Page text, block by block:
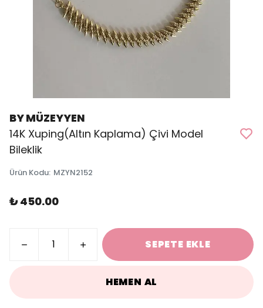
BY MÜZEYYEN
14K Xuping(Altın Kaplama) Çivi Model
Bileklik
Ürün Kodu: MZYN2152
₺ 450.00
SEPETE EKLE
HEMEN AL